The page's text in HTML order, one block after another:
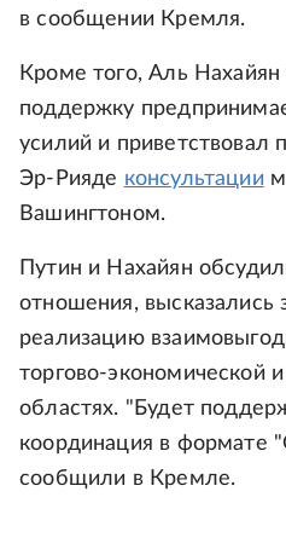
в сообщении Кремля.
Кроме того, Аль Нахайян
поддержку
усилий и приветствовал
Эр-Рияде консультации
Вашингтоном.
Путин и Нахайян
отношения, высказались
реализацию
торгово-экономической
областях. "Будет
координация в формате
сообщили в Кремле.